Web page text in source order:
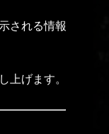
される情報
上げます。